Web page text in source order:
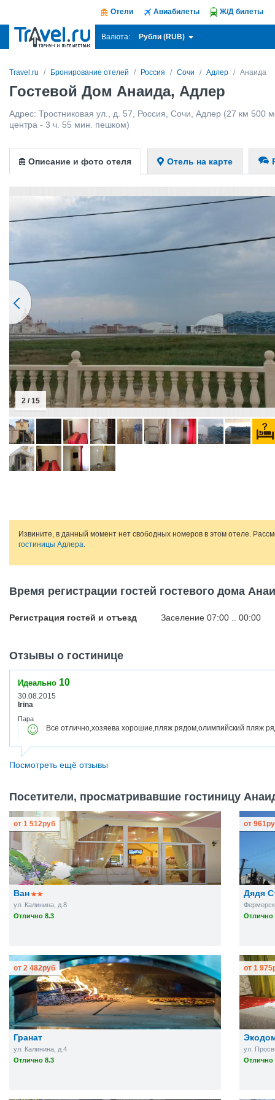
Отели Авиабилеты Ж/Д билеты
Валюта: Рубли (RUB)
Travel.ru Бронирование отелей Россия Сочи Адлер Анаида
Гостевой Дом Анаида, Адлер
Адрес: Тростниковая ул., д. 57 Россия Сочи Адлер (27 км 500
центра - 3 ч. 55 мин. пешком)
Описание и фото отеля Отель на карте
2 / 15
Извините, в данный момент нет свободных номеров в этом отеле.
гостиницы Адлера.
Время регистрации гостей гостевого дома
Регистрация гостей и отъезд Заселение 07:00 .. 00:00
Отзывы о гостинице
Идеально 10
30.08.2015
Irina
Пара
Все отлично,хозяева хорошие,пляж рядом,олимпийский пляж
Посмотреть ещё отзывы
Посетители, просматривавшие гостиницу
Ван
ул. Калинина, д.8
Отлично 8.3
от 1 512руб
Дядя
Отлично
от 961
Гранат
ул. Калинина, д.4
Отлично 8.3
от 2 482руб
ул.
Отлично
от 1 975